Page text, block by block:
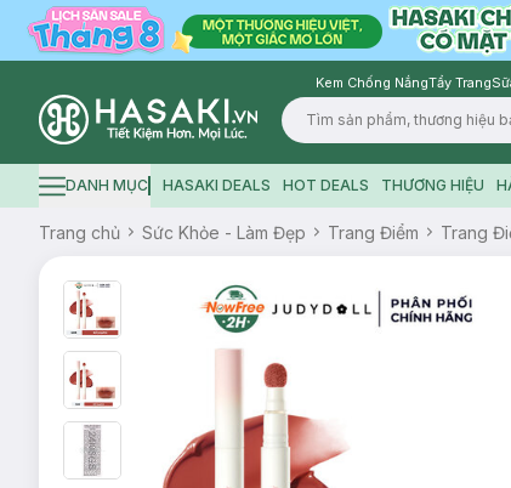
Kem Chống NắngTẩy Trang
Logo
Hamburger icon
DANH MỤC HASAKI DEALS HOT DEALS THƯƠNG HIỆU
Trang chủ Sức Khỏe - Làm Đẹp Trang Điểm Trang